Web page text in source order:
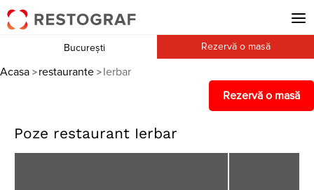
București Rezervă o masă
Acasa > restaurante > Ierbar
Rezervă o masă
Poze restaurant Ierbar